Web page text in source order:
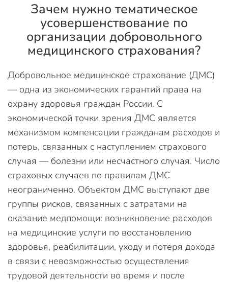
Зачем нужно тематическое
усовершенствование по
организации добровольного
медицинского страхования?
Добровольное медицинское страхование (ДМС)
— одна из экономических гарантий права на
охрану здоровья граждан России. С
экономической точки зрения ДМС является
механизмом компенсации гражданам расходов и
потерь, связанных с наступлением страхового
случая — болезни или несчастного случая. Число
страховых случаев по правилам ДМС
неограниченно. Объектом ДМС выступают две
группы рисков, связанных с затратами на
оказание медпомощи: возникновение расходов
на медицинские услуги по восстановлению
здоровья, реабилитации, уходу и потеря дохода
в связи с невозможностью осуществления
трудовой деятельности во время и после